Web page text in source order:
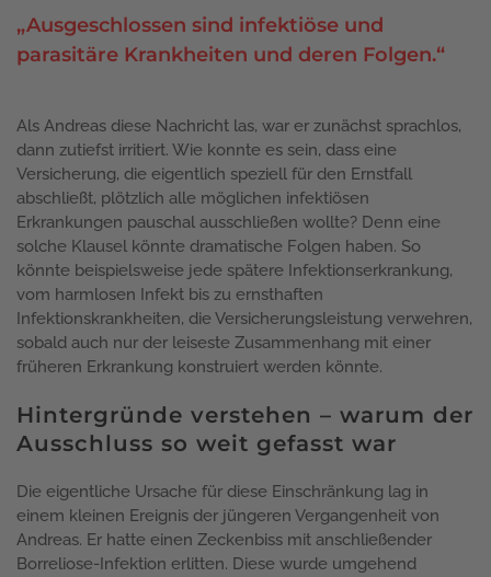
„Ausgeschlossen sind infektiöse und
parasitäre Krankheiten und deren Folgen.“
Als Andreas diese Nachricht las, war er zunächst sprachlos,
dann zutiefst irritiert. Wie konnte es sein, dass eine
Versicherung, die eigentlich speziell für den Ernstfall
abschließt, plötzlich alle möglichen infektiösen
Erkrankungen pauschal ausschließen wollte? Denn eine
solche Klausel könnte dramatische Folgen haben. So
könnte beispielsweise jede spätere Infektionserkrankung,
vom harmlosen Infekt bis zu ernsthaften
Infektionskrankheiten, die Versicherungsleistung verwehren,
sobald auch nur der leiseste Zusammenhang mit einer
früheren Erkrankung konstruiert werden könnte.
Hintergründe verstehen – warum der
Ausschluss so weit gefasst war
Die eigentliche Ursache für diese Einschränkung lag in
einem kleinen Ereignis der jüngeren Vergangenheit von
Andreas. Er hatte einen Zeckenbiss mit anschließender
Borreliose-Infektion erlitten. Diese wurde umgehend